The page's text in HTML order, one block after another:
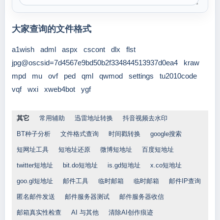
大家查询的文件格式
a1wish adml aspx cscont dlx
flst
jpg@oscsid=7d4567e9bd50b2f334844513937d0ea4
kraw
mpd
mu ovf ped qml qwmod settings
tu2010code
vqf
wxi xweb4bot ygf
其它 常用辅助 迅雷地址转换 抖音视频去水印
BT种子分析 文件格式查询 时间戳转换 google搜索
短网址工具 短地址还原 微博短地址 百度短地址
twitter短地址 bit.do短地址 is.gd短地址 x.co短地址
goo.gl短地址 邮件工具 临时邮箱 临时邮箱 邮件IP查询
匿名邮件发送 邮件服务器测试 邮件服务器收信
邮箱真实性检查 AI 与其他 清除AI创作痕迹